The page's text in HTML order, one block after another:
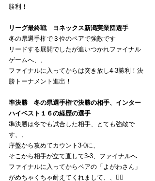
勝利！
リーグ最終戦　ヨネックス新潟実業団選手
冬の県選手権で３位のペアで強敵です
リードする展開でしたが追いつかれファイナル
ゲームへ、、
ファイナルに入ってからは突き放し4-3勝利！決
勝トーナメント進出！
準決勝　冬の県選手権で決勝の相手、インター
ハイベスト１６の経歴の選手
準決勝は冬でも試合した相手、とても強敵で
す、、
序盤から攻めてカウント3-0に、
そこから相手が立て直して3-3、ファイナルへ
ファイナルに入ってからペアの「よがわさん」
がめちゃくちゃ耐えてくれまして、、🙇‍♂️